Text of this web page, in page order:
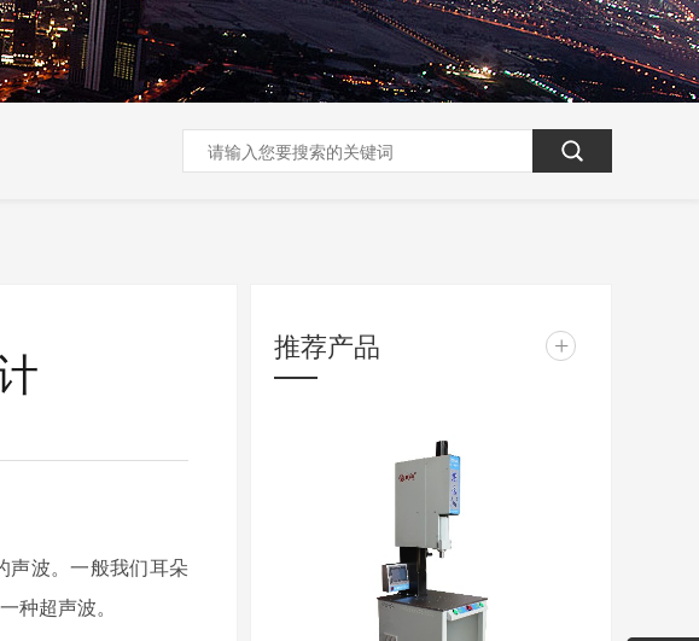
声波。一般我们耳朵
种超声波。
推荐产品 +